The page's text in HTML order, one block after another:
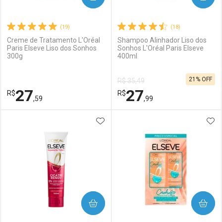
Ativar Desconto
Comprar sem Desconto
Por R$ 31,99/cada
Por R$ 31,99/cada
Comprar sem Desconto
Por R$ 19,99/cada
Comprar sem Desconto
Por R$ 19,99/cada
(19)
Creme de Tratamento L'Oréal
Paris Elseve Liso dos Sonhos
300g
R$27,59
Laboratório
Por Menos
(18)
Shampoo Alinhador Liso dos
Sonhos L'Oréal Paris Elseve
400ml
R$ 35,49
R$27,99
21% OFF
Laboratório
Por Menos
ADICIONAR AOS FAVORITOS
COMPRAR COMPRAR